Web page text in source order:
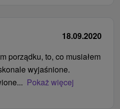
18.09.2020
porządku, to, co musiałem
wyjaśnione.
Pokaż więcej